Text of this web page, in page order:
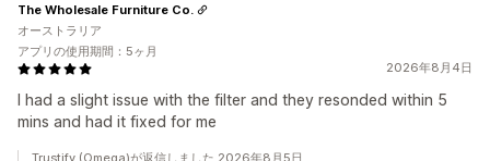
2026年8月4日
I had a slight issue with the filter and they resonded within 5
mins and had it fixed for me
The Wholesale Furniture Co.
オーストラリア
アプリの使用期間：5ヶ月